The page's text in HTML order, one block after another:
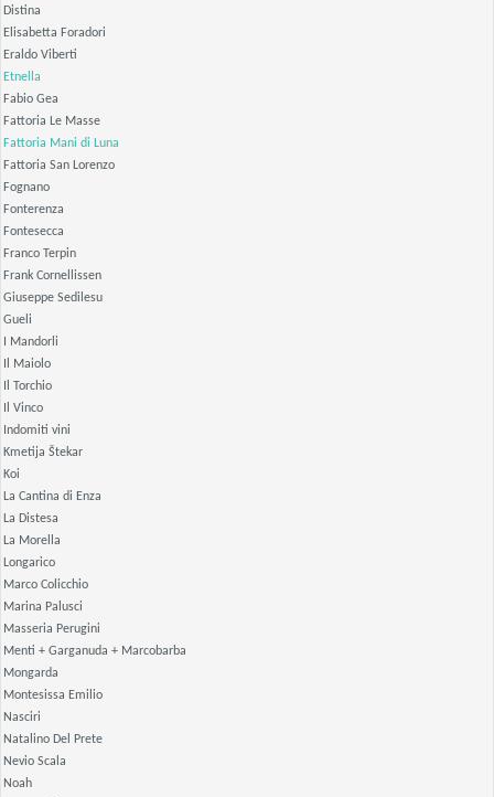
Distina
Elisabetta Foradori
Eraldo Viberti
Etnella
Fabio Gea
Fattoria Le Masse
Fattoria Mani di Luna
Fattoria San Lorenzo
Fognano
Fonterenza
Fontesecca
Franco Terpin
Frank Cornellissen
Giuseppe Sedilesu
Gueli
I Mandorli
Il Maiolo
Il Torchio
Il Vinco
Indomiti vini
Kmetija Štekar
Koi
La Cantina di Enza
La Distesa
La Morella
Longarico
Marco Colicchio
Marina Palusci
Masseria Perugini
Menti + Garganuda + Marcobarba
Mongarda
Montesissa Emilio
Nasciri
Natalino Del Prete
Nevio Scala
Noah